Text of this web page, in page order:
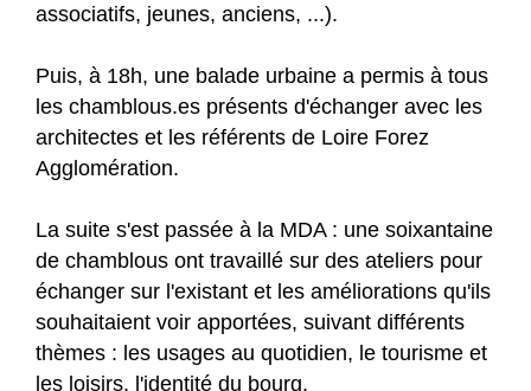
associatifs, jeunes, anciens, ...).
Puis, à 18h, une balade urbaine a permis à tous
les chamblous.es présents d'échanger avec les
architectes et les référents de Loire Forez
Agglomération.
La suite s'est passée à la MDA : une soixantaine
de chamblous ont travaillé sur des ateliers pour
échanger sur l'existant et les améliorations qu'ils
souhaitaient voir apportées, suivant différents
thèmes : les usages au quotidien, le tourisme et
les loisirs, l'identité du bourg.